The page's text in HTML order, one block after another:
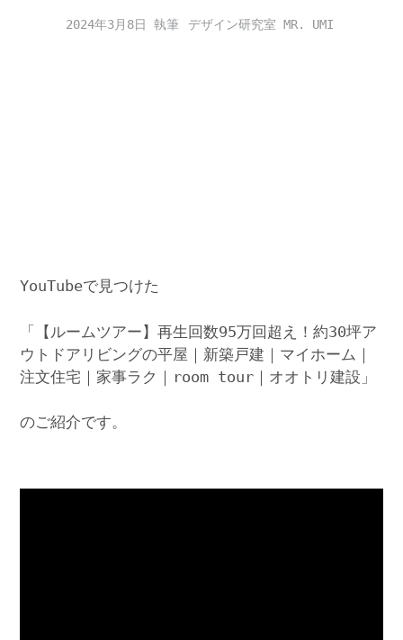
2024年3月8日 デザイン研究室 MR. UMI
YouTubeで見つけた
「【ルームツアー】再生回数95万回超え！約30坪ア
ウトドアリビングの平屋｜新築戸建｜マイホーム｜
注文住宅｜家事ラク｜room tour｜オオトリ建設」
のご紹介です。